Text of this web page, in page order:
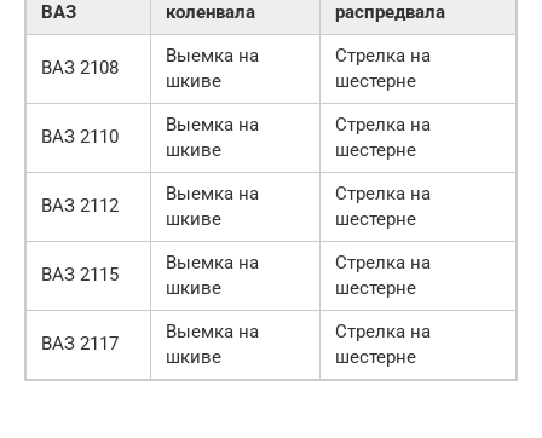
ВАЗ
коленвала
распредвала
ВАЗ 2108
Выемка на
шкиве
Стрелка на
шестерне
ВАЗ 2110
Выемка на
шкиве
Стрелка на
шестерне
ВАЗ 2112
Выемка на
шкиве
Стрелка на
шестерне
ВАЗ 2115
Выемка на
шкиве
Стрелка на
шестерне
ВАЗ 2117
Выемка на
шкиве
Стрелка на
шестерне